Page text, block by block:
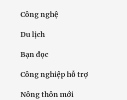
Công nghệ
Du lịch
Bạn đọc
Công nghiệp hỗ trợ
Nông thôn mới